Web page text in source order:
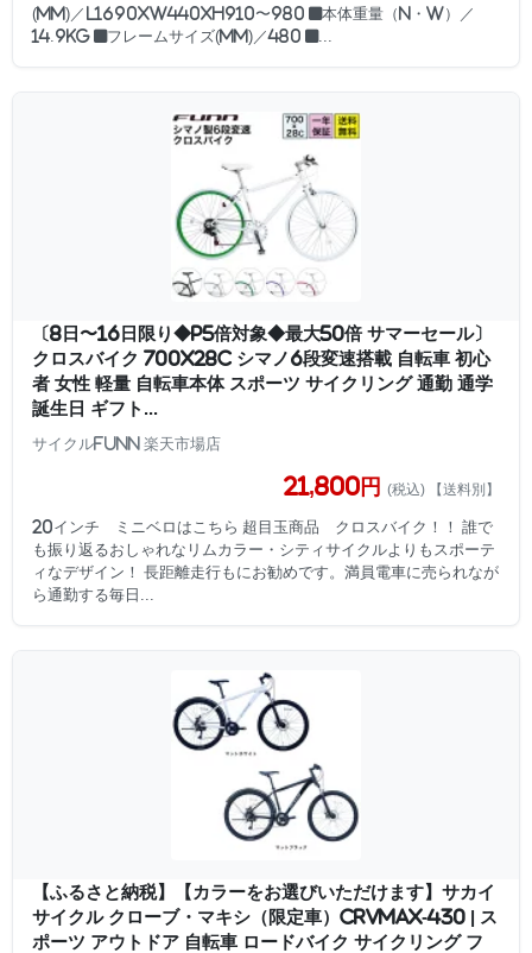
(mm)／L1690xW440xH910〜980 ■本体重量（N・W）／
14.9kg ■フレームサイズ(mm)／480 ■...
〔8日〜16日限り◆P5倍対象◆最大50倍 サマーセール〕
クロスバイク 700x28C シマノ6段変速搭載 自転車 初心
者 女性 軽量 自転車本体 スポーツ サイクリング 通勤 通学
誕生日 ギフト...
サイクルFUNN 楽天市場店
21,800円 (税込) 【送料別】
20インチ ミニベロはこちら 超目玉商品 クロスバイク！！ 誰で
も振り返るおしゃれなリムカラー・シティサイクルよりもスポーテ
ィなデザイン！ 長距離走行もにお勧めです。満員電車に売られなが
ら通勤する毎日...
【ふるさと納税】【カラーをお選びいただけます】サカイ
サイクル クローブ・マキシ（限定車）CRVMAX-430 | ス
ポーツ アウトドア 自転車 ロードバイク サイクリング フ